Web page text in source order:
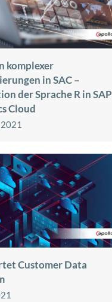
komplexer
in SAC –
der Sprache R in SAP
Cloud
Customer Data